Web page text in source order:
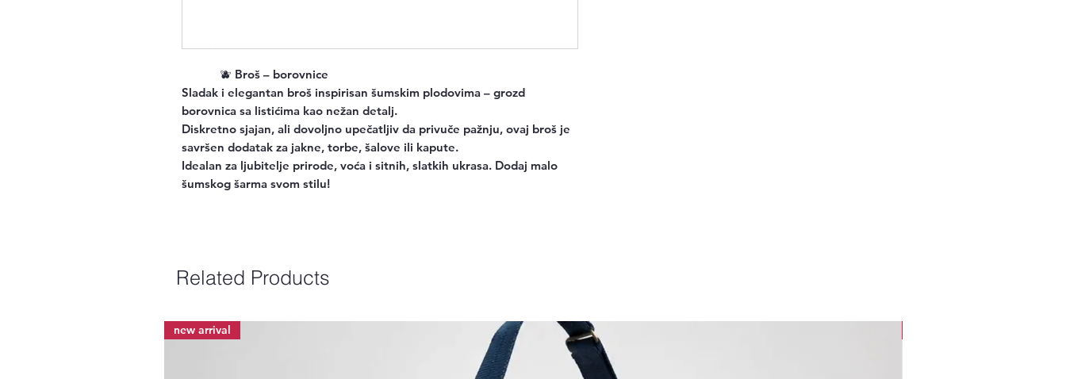
🫐 Broš – borovnice
Sladak i elegantan broš inspirisan šumskim plodovima – grozd
borovnica sa listićima kao nežan detalj.
Diskretno sjajan, ali dovoljno upečatljiv da privuče pažnju, ovaj broš je
savršen dodatak za jakne, torbe, šalove ili kapute.
Idealan za ljubitelje prirode, voća i sitnih, slatkih ukrasa. Dodaj malo
šumskog šarma svom stilu!
Related Products
new arrival